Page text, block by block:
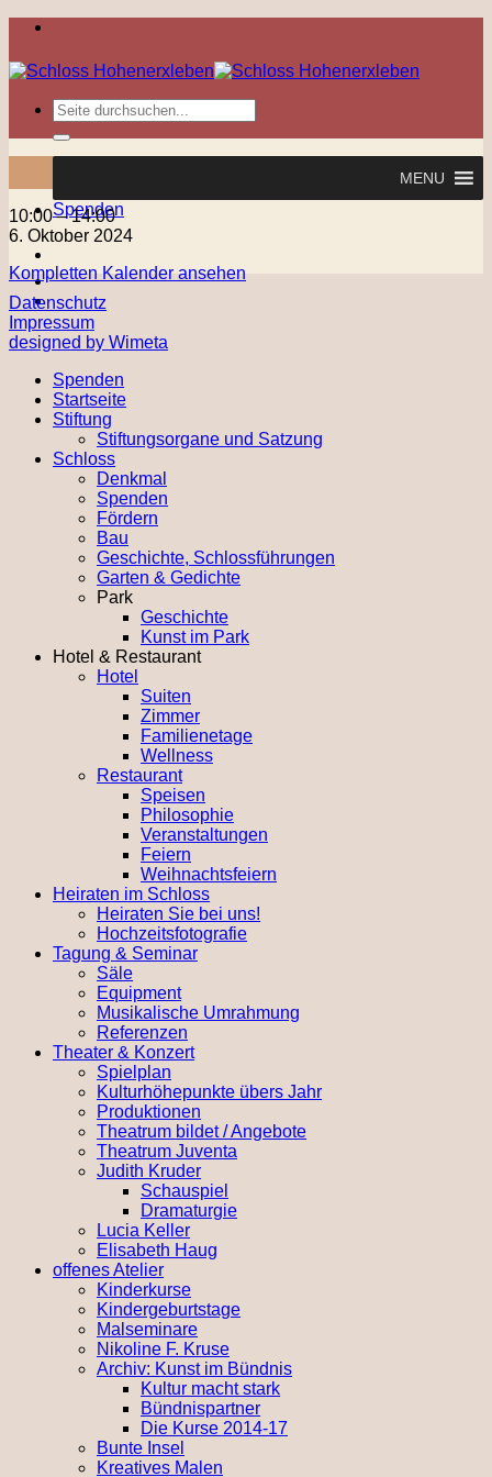
Zum
springen
MENU
Spenden
Sonntagsbrunch
10:00 –14:00
6. Oktober 2024
Kompletten Kalender ansehen
Datenschutz
Impressum
designed by Wimeta
Spenden
Startseite
Stiftung
Stiftungsorgane und Satzung
Schloss
Denkmal
Spenden
Fördern
Bau
Geschichte, Schlossführungen
Garten & Gedichte
Park
Geschichte
Kunst im Park
Hotel & Restaurant
Hotel
Suiten
Zimmer
Familienetage
Wellness
Restaurant
Speisen
Philosophie
Veranstaltungen
Feiern
Weihnachtsfeiern
Heiraten im Schloss
Heiraten Sie bei uns!
Hochzeitsfotografie
Tagung & Seminar
Säle
Equipment
Musikalische Umrahmung
Referenzen
Theater & Konzert
Spielplan
Kulturhöhepunkte übers Jahr
Produktionen
Theatrum bildet / Angebote
Theatrum Juventa
Judith Kruder
Schauspiel
Dramaturgie
Lucia Keller
Elisabeth Haug
offenes Atelier
Kinderkurse
Kindergeburtstage
Malseminare
Nikoline F. Kruse
Archiv: Kunst im Bündnis
Kultur macht stark
Bündnispartner
Die Kurse 2014-17
Bunte Insel
Kreatives Malen